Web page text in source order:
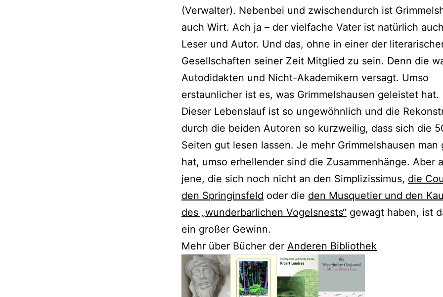
(Verwalter). Nebenbei und zwischendurch ist
auch Wirt. Ach ja – der vielfache Vater ist natürlich
Leser und Autor. Und das, ohne in einer der
Gesellschaften seiner Zeit Mitglied zu sein. Denn die
Autodidakten und Nicht-Akademikern versagt. Umso
erstaunlicher ist es, was Grimmelshausen geleistet hat.
Dieser Lebenslauf ist so ungewöhnlich und die
durch die beiden Autoren so kurzweilig, dass sich die
Seiten gut lesen lassen. Je mehr Grimmelshausen man
hat, umso erhellender sind die Zusammenhänge. Aber
jene, die sich noch nicht an den Simplizissimus, die
den Springinsfeld oder die den Musquetier und den
des „wunderbarlichen Vogelsnests“ gewagt haben, ist
ein großer Gewinn.
Mehr über Bücher der Anderen Bibliothek